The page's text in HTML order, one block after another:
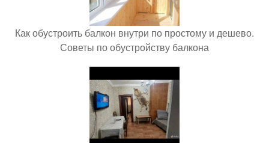
Как обустроить балкон внутри по простому и дешево.
Советы по обустройству балкона